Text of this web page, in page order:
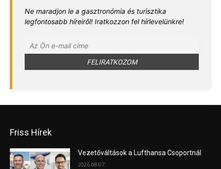
Ne maradjon le a gasztronómia és turisztika
legfontosabb híreiről! Iratkozzon fel hírlevelünkre!
Friss Hírek
Vezetőváltások a Lufthansa Csoportnál
2026.08.07.